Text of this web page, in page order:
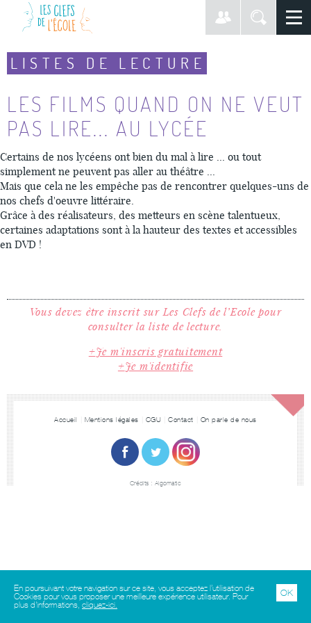
LISTES DE LECTURE
LES FILMS QUAND ON NE VEUT
PAS LIRE... AU LYCÉE
Certains de nos lycéens ont bien du mal à lire ... ou tout
simplement ne peuvent pas aller au théâtre ...
Mais que cela ne les empêche pas de rencontrer quelques-uns de
nos chefs d'oeuvre littéraire.
Grâce à des réalisateurs, des metteurs en scène talentueux,
certaines adaptations sont à la hauteur des textes et accessibles
en DVD !
Vous devez être inscrit sur Les Clefs de l’Ecolepour
consulter la liste de lecture.
Je m'inscris gratuitement
Je m'identifie
Accueil Mentions légales CGU Contact On parle de nous
Crédits : Algomatic
En poursuivant votre navigation sur ce site, vous acceptez l’utilisation de
Cookies pour vous proposer une meilleure expérience utilisateur. Pour
plus d'informations, cliquez-ici.
OK